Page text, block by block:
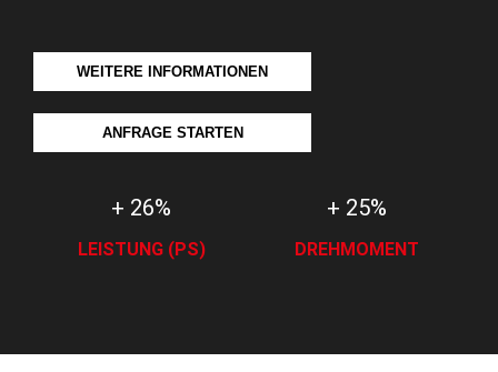
WEITERE INFORMATIONEN
ANFRAGE STARTEN
+ 26%
LEISTUNG (PS)
+ 25%
DREHMOMENT